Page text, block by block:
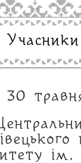
Учасники
30